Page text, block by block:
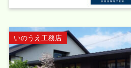
いのうえ工務店